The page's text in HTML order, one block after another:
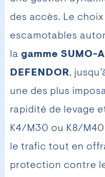
des accès. Le
escamotables
la gamme SUMO-
DEFENDOR,
une des plus
rapidité de levage
K4/M30 ou K8/
le trafic tout en
protection contre